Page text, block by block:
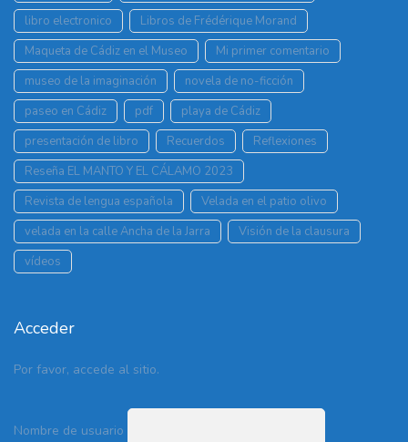
libro electronico
Libros de Frédérique Morand
Maqueta de Cádiz en el Museo
Mi primer comentario
museo de la imaginación
novela de no-ficción
paseo en Cádiz
pdf
playa de Cádiz
presentación de libro
Recuerdos
Reflexiones
Reseña EL MANTO Y EL CÁLAMO 2023
Revista de lengua española
Velada en el patio olivo
velada en la calle Ancha de la Jarra
Visión de la clausura
vídeos
Acceder
Por favor, accede al sitio.
Nombre de usuario